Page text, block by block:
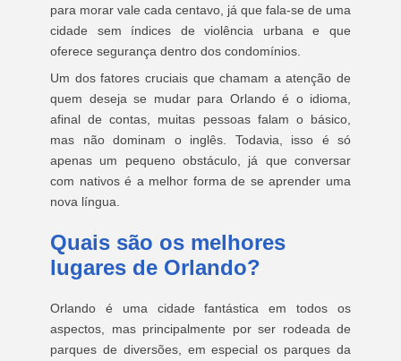
para morar vale cada centavo, já que fala-se de uma
cidade sem índices de violência urbana e que
oferece segurança dentro dos condomínios.
Um dos fatores cruciais que chamam a atenção de
quem deseja se mudar para Orlando é o idioma,
afinal de contas, muitas pessoas falam o básico,
mas não dominam o inglês. Todavia, isso é só
apenas um pequeno obstáculo, já que conversar
com nativos é a melhor forma de se aprender uma
nova língua.
Quais são os melhores
lugares de Orlando?
Orlando é uma cidade fantástica em todos os
aspectos, mas principalmente por ser rodeada de
parques de diversões, em especial os parques da